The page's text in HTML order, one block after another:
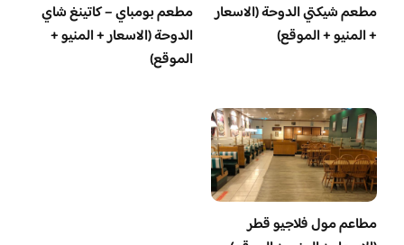
مطعم شيكتي الدوحة (الاسعار
+ المنيو + الموقع)
مطعم بومباي – كاتينغ شاي
الدوحة (الاسعار + المنيو +
الموقع)
مطاعم مول فلاجيو قطر